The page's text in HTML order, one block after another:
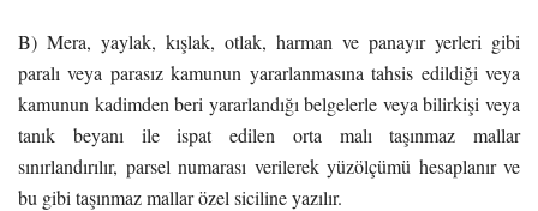
B) Mera, yaylak, kışlak, otlak, harman ve panayır yerleri gibi
paralı veya parasız kamunun yararlanmasına tahsis edildiği veya
kamunun kadimden beri yararlandığı belgelerle veya bilirkişi veya
tanık beyanı ile ispat edilen orta malı taşınmaz mallar
sınırlandırılır, parsel numarası verilerek yüzölçümü hesaplanır ve
bu gibi taşınmaz mallar özel siciline yazılır.